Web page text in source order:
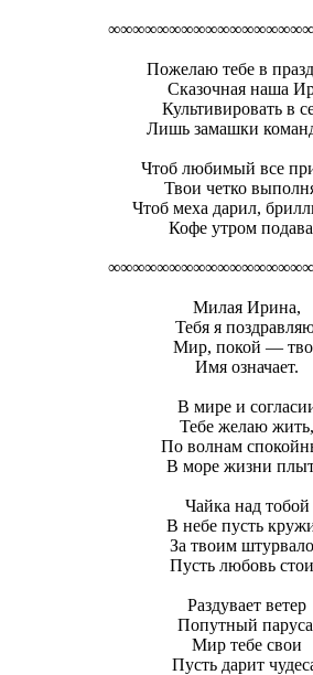
Пожелаю тебе в
Сказочная наша
Культивировать в
Лишь замашки
Чтоб любимый все
Твои четко
Чтоб меха дарил,
Кофе утром
Милая Ирина,
Тебя я
Мир, покой —
Имя означает.
В мире и
Тебе желаю жить,
По волнам
В море жизни
Чайка над тобой
В небе пусть
За твоим
Пусть любовь
Раздувает ветер
Попутный
Мир тебе свои
Пусть дарит